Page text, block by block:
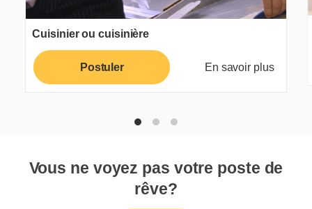
Cuisinier ou cuisinière
Postuler En savoir plus
Vous ne voyez pas votre poste de
rêve?